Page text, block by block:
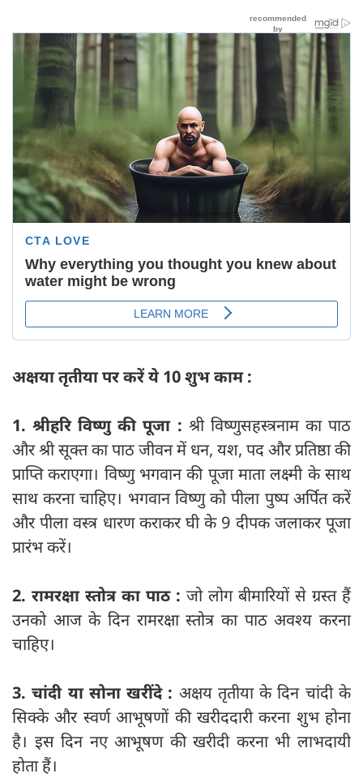
अक्षया तृतीया पर करें ये 10 शुभ काम :
1. श्रीहरि विष्णु की पूजा : श्री विष्णुसहस्त्रनाम का पाठ
और श्री सूक्त का पाठ जीवन में धन, यश, पद और प्रतिष्ठा की
प्राप्ति कराएगा। विष्णु भगवान की पूजा माता लक्ष्मी के साथ
साथ करना चाहिए। भगवान विष्णु को पीला पुष्प अर्पित करें
और पीला वस्त्र धारण कराकर घी के 9 दीपक जलाकर पूजा
प्रारंभ करें।
2. रामरक्षा स्तोत्र का पाठ : जो लोग बीमारियों से ग्रस्त हैं
उनको आज के दिन रामरक्षा स्तोत्र का पाठ अवश्य करना
चाहिए।
3. चांदी या सोना खरींदे : अक्षय तृतीया के दिन चांदी के
सिक्के और स्वर्ण आभूषणों की खरीददारी करना शुभ होना
है। इस दिन नए आभूषण की खरीदी करना भी लाभदायी
होता हैं।